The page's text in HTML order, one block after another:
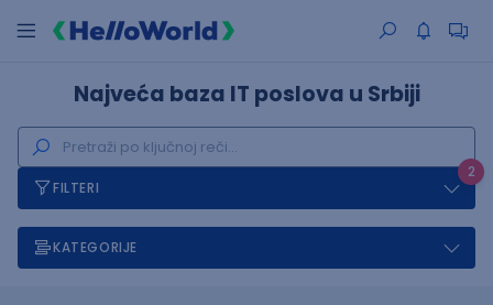
Najveća baza IT poslova u Srbiji
2
FILTERI
KATEGORIJE